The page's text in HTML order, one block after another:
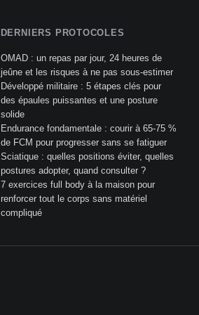
DERNIERS PROTOCOLES
OMAD : un repas par jour, 24 heures de
jeûne et les risques à ne pas sous-estimer
Développé militaire : 5 étapes clés pour
des épaules puissantes et une posture
solide
Endurance fondamentale : courir à 65-75 %
de FCM pour progresser sans se fatiguer
Sciatique : quelles positions éviter, quelles
postures adopter, quand consulter ?
7 exercices full body à la maison pour
renforcer tout le corps sans matériel
compliqué